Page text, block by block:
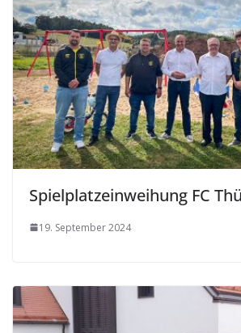
Spielplatzeinweihung FC
19. September 2024